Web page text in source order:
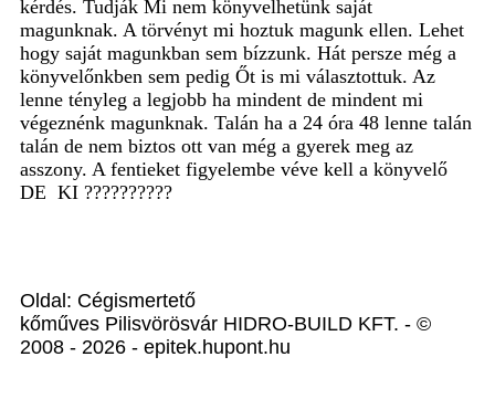
kérdés. Tudják Mi nem könyvelhetünk saját
magunknak. A törvényt mi hoztuk magunk ellen. Lehet
hogy saját magunkban sem bízzunk. Hát persze még a
könyvelőnkben sem pedig Őt is mi választottuk. Az
lenne tényleg a legjobb ha mindent de mindent mi
végeznénk magunknak. Talán ha a 24 óra 48 lenne talán
talán de nem biztos ott van még a gyerek meg az
asszony. A fentieket figyelembe véve kell a könyvelő
DE KI ??????????
Oldal: Cégismertető
kőműves Pilisvörösvár HIDRO-BUILD KFT. - ©
2008 - 2026 - epitek.hupont.hu